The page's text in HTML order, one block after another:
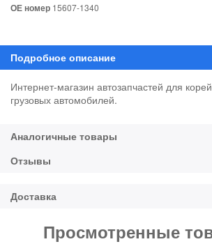
ОЕ номер 15607-1340
Интернет-магазин автозапчастей для
грузовых автомобилей.
Просмотренные